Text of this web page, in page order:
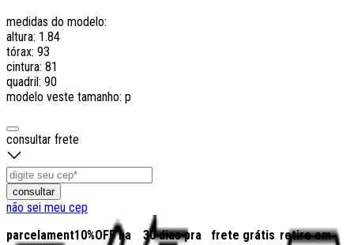
medidas do modelo:
altura: 1.84
tórax: 93
cintura: 81
quadril: 90
modelo veste tamanho: p
consultar frete
consultar
não sei meu cep
parcelamento10%OFF na
30 dias pra
frete grátis retire em